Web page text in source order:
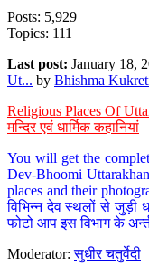
Posts: 5,929
Topics: 111
Last post: January 18,
Ut... by Bhishma
Religious Places Of
मन्दिर एवं धार्मिक कहानियां
You will get the
Dev-Bhoomi
places and their
विभिन्न देव स्थलों से जुड़ी
फोटो आप इस विभाग के
Moderator:सुधीर चतुर्वेदी